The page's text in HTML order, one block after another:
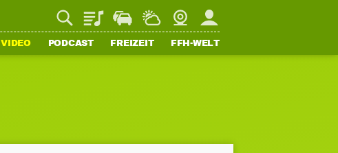
PlaylistStaupilotWetterWebcamMein FFH
VIDEO PODCAST FREIZEIT FFH-WELT